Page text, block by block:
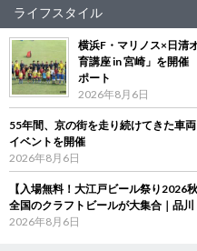
ライフスタイル
横浜F・マリノス×日清
育講座 in 宮崎」を開
ポート
2026年8月6日
55年間、京の街を走り続けてきた車
イベントを開催
2026年8月6日
【入場無料！大江戸ビール祭り2026
全国のクラフトビールが大集合｜品川
2026年8月6日